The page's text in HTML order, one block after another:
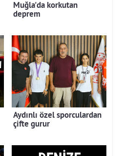
Muğla'da korkutan
deprem
Aydınlı özel sporculardan
çifte gurur